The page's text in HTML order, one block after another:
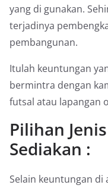
yang di gunakan.
terjadinya
pembangunan.
Itulah keuntungan
bermintra dengan
futsal atau lapangan
Pilihan
Sediakan :
Selain keuntungan di